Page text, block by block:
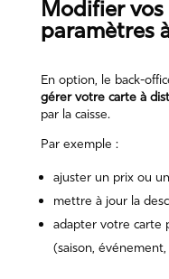
Modifier
paramètres
En option, le back-
gérer votre carte à
par la caisse.
Par exemple :
ajuster un prix ou
mettre à jour la
adapter votre carte
(saison,